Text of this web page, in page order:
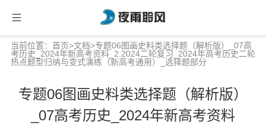
当前位置： 首页>文档>专题06图画史料类选择题（解析版）_07高
考历史_2024年新高考资料_2.2024二轮复习_2024年高考历史二轮
热点题型归纳与变式演练（新高考通用）_选择题部分
专题06图画史料类选择题（解析版）
_07高考历史_2024年新高考资料